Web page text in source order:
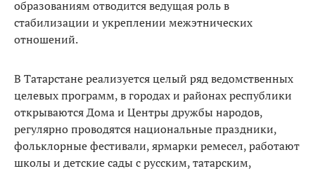
образованиям отводится ведущая роль в
стабилизации и укреплении межэтнических
отношений.
В Татарстане реализуется целый ряд ведомственных
целевых программ, в городах и районах республики
открываются Дома и Центры дружбы народов,
регулярно проводятся национальные праздники,
фольклорные фестивали, ярмарки ремесел, работают
школы и детские сады с русским, татарским,